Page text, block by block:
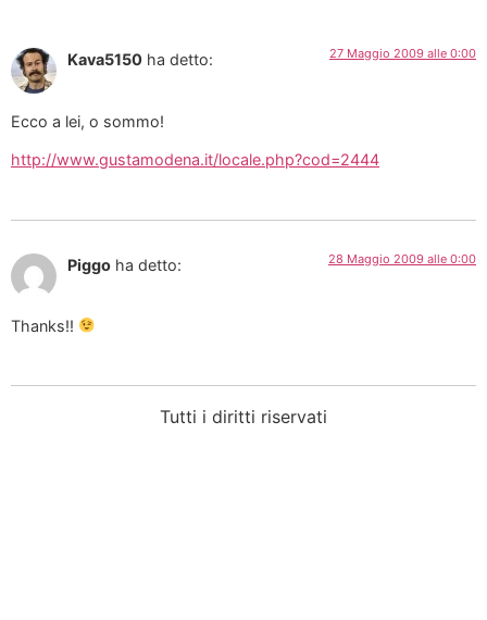
Kava5150 ha detto: 27 Maggio 2009 alle 0:00
Ecco a lei, o sommo!
http://www.gustamodena.it/locale.php?cod=2444
Piggo ha detto: 28 Maggio 2009 alle 0:00
Thanks!!
Tutti i diritti riservati